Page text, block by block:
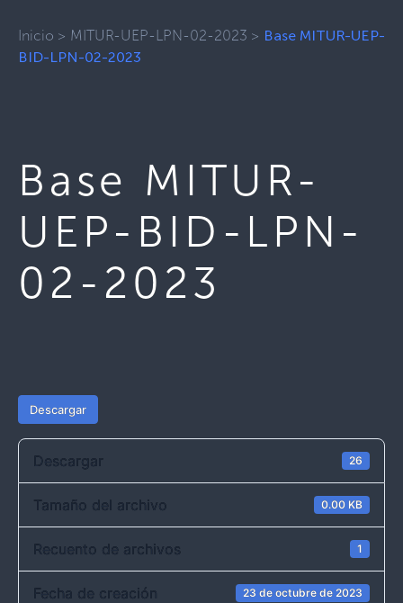
Inicio > MITUR-UEP-LPN-02-2023 > Base MITUR-UEP-
BID-LPN-02-2023
Base MITUR-
UEP-BID-LPN-
02-2023
Descargar
Descargar 26
Tamaño del archivo 0.00 KB
Recuento de archivos 1
Fecha de creación 23 de octubre de 2023